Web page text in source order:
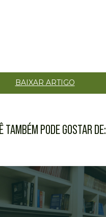
BAIXAR ARTIGO
TAMBÉM PODE GOSTAR DE: